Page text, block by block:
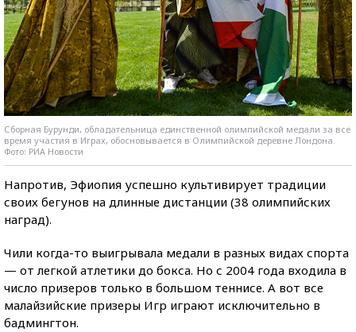
Сборная Бурунди, обладательница единственной олимпийской медали за все
время участия в Играх, обосновывается в Олимпийской деревне Лондона.
Фото: РИА Новости
Напротив, Эфиопия успешно культивирует традиции
своих бегунов на длинные дистанции (38 олимпийских
наград).
Чили когда-то выигрывала медали в разных видах спорта
— от легкой атлетики до бокса. Но с 2004 года входила в
число призеров только в большом теннисе. А вот все
малайзийские призеры Игр играют исключительно в
бадмингтон.